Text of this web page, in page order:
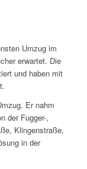
Umzug im
erwartet. Die
und haben mit
Er nahm
der Fugger-,
Klingenstraße,
in der